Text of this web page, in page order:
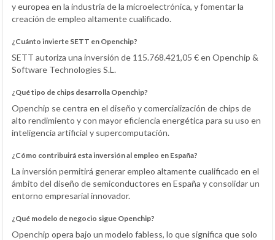
y europea en la industria de la microelectrónica, y fomentar la
creación de empleo altamente cualificado.
¿Cuánto invierte SETT en Openchip?
SETT autoriza una inversión de 115.768.421,05 € en Openchip &
Software Technologies S.L.
¿Qué tipo de chips desarrolla Openchip?
Openchip se centra en el diseño y comercialización de chips de
alto rendimiento y con mayor eficiencia energética para su uso en
inteligencia artificial y supercomputación.
¿Cómo contribuirá esta inversión al empleo en España?
La inversión permitirá generar empleo altamente cualificado en el
ámbito del diseño de semiconductores en España y consolidar un
entorno empresarial innovador.
¿Qué modelo de negocio sigue Openchip?
Openchip opera bajo un modelo fabless, lo que significa que solo